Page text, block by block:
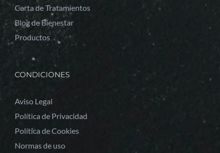
Carta de Tratamientos
Blog de Bienestar
Productos
CONDICIONES
Aviso Legal
Política de Privacidad
Política de Cookies
Normas de uso